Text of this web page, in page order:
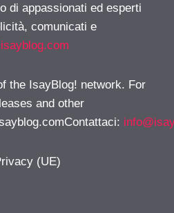
di appassionati ed esperti
comunicati e
the IsayBlog! network. For
and other
:
(UE)